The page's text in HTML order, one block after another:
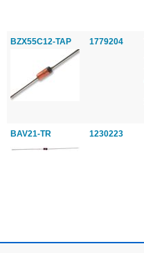
BZX55C12-TAP 1779204
BAV21-TR 1230223